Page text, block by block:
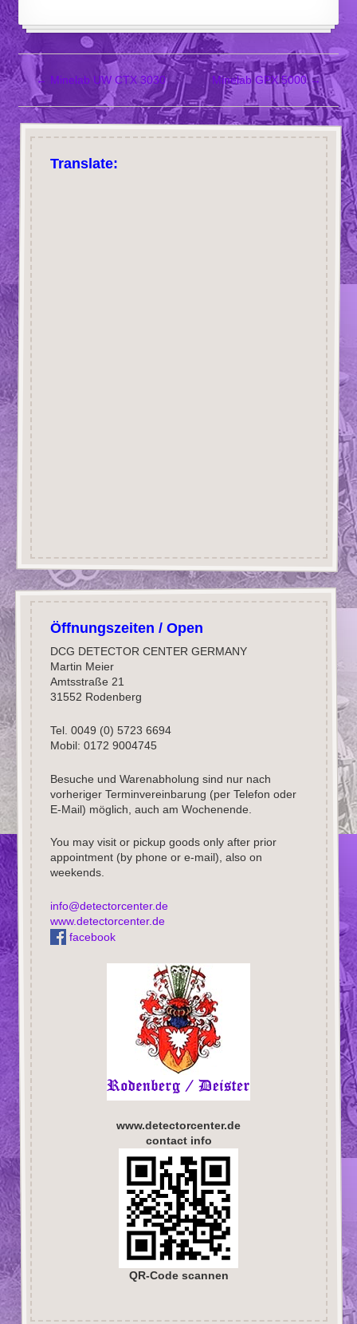
← Minelab UW CTX 3030 Minelab GPX 5000→
Translate:
Öffnungszeiten / Open
DCG DETECTOR CENTER GERMANY
Martin Meier
Amtsstraße 21
31552 Rodenberg
Tel. 0049 (0) 5723 6694
Mobil: 0172 9004745
Besuche und Warenabholung sind nur nach
vorheriger Terminvereinbarung (per Telefon oder
E-Mail) möglich, auch am Wochenende.
You may visit or pickup goods only after prior
appointment (by phone or e-mail), also on
weekends.
info@detectorcenter.de
www.detectorcenter.de
facebook
www.detectorcenter.de
contact info
QR-Code scannen